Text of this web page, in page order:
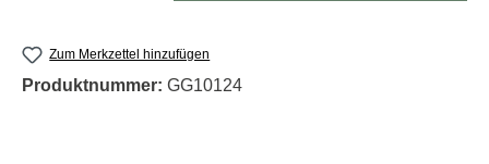
Zum Merkzettel hinzufügen
Produktnummer: GG10124